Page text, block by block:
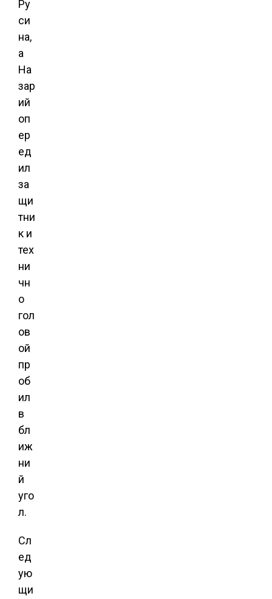
Ру
си
на,
а
На
зар
ий
оп
ер
ед
ил
за
щи
тни
к и
тех
ни
чн
о
гол
ов
ой
пр
об
ил
в
бл
иж
ни
й
уго
л.
Сл
ед
ую
щи